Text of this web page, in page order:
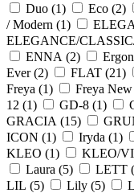
Duo (1) Eco (2)
/ Modern (1)
ELEGANCE/
ENNA (2)
Ever (2) FLAT (21)
Freya (1) Freya
12 (1) GD-8 (1)
GRACIA (15)
ICON (1) Iryda (1)
KLEO (1) KLEO/
Laura (5) LETT (
LIL (5) Lily (5)